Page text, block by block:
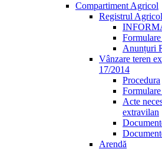
Compartiment Agricol
Registrul Agricol
Anunțuri
Vânzare teren
17/2014
Procedura
Acte
extravilan
Arendă